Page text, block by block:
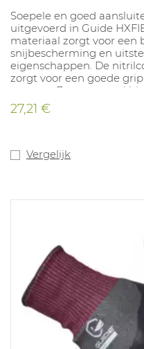
Soepele en goed
uitgevoerd in Guide
materiaal zorgt voor een
snijbescherming en
eigenschappen. De
zorgt voor een goede
met een 7 gauge acryl
bescherming tegen kou.
goedgekeurd voor
27,21 €
Vergelijk